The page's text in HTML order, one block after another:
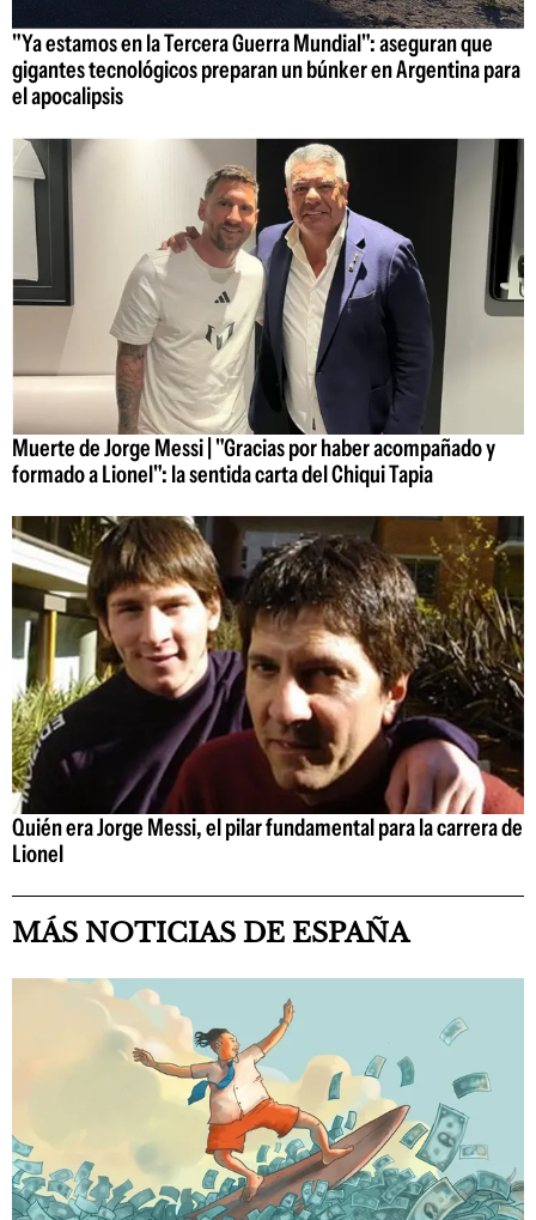
"Ya estamos en la Tercera Guerra Mundial": aseguran que
gigantes tecnológicos preparan un búnker en Argentina para
el apocalipsis
Muerte de Jorge Messi | "Gracias por haber acompañado y
formado a Lionel": la sentida carta del Chiqui Tapia
Quién era Jorge Messi, el pilar fundamental para la carrera de
Lionel
MÁS NOTICIAS DE ESPAÑA